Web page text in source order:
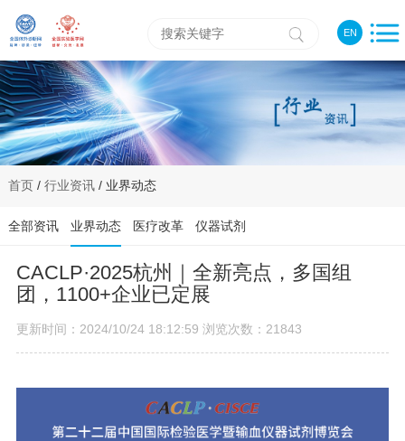
EN
首页/ 行业资讯/ 业界动态
全部资讯 业界动态 医疗改革 仪器试剂
CACLP·2025杭州｜全新亮点，多国组
团，1100+企业已定展
更新时间：2024/10/24 18:12:59 浏览次数：21843